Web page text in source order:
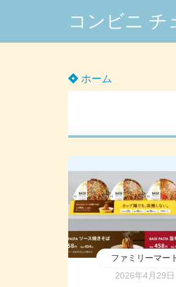
コンビニ チ
ホーム
ファミリーマー
2026年4月29日